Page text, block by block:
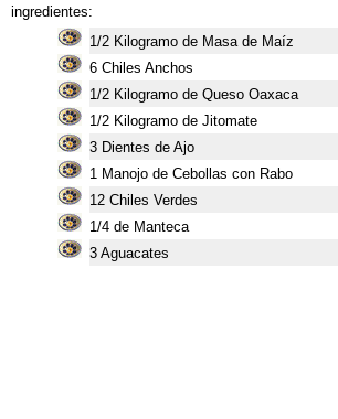
ingredientes:
1/2 Kilogramo de Masa de Maíz
6 Chiles Anchos
1/2 Kilogramo de Queso Oaxaca
1/2 Kilogramo de Jitomate
3 Dientes de Ajo
1 Manojo de Cebollas con Rabo
12 Chiles Verdes
1/4 de Manteca
3 Aguacates